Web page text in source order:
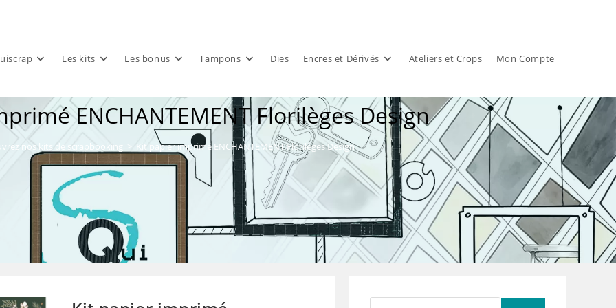
Les kits Les bonus Tampons Dies Encres et Dérivés Ateliers et Crops Mon Compte
ENCHANTEMENT Florilèges Design
nos kits de scrapbooking > Kit papier imprimé ENCHANTEMENT Florilèges Design